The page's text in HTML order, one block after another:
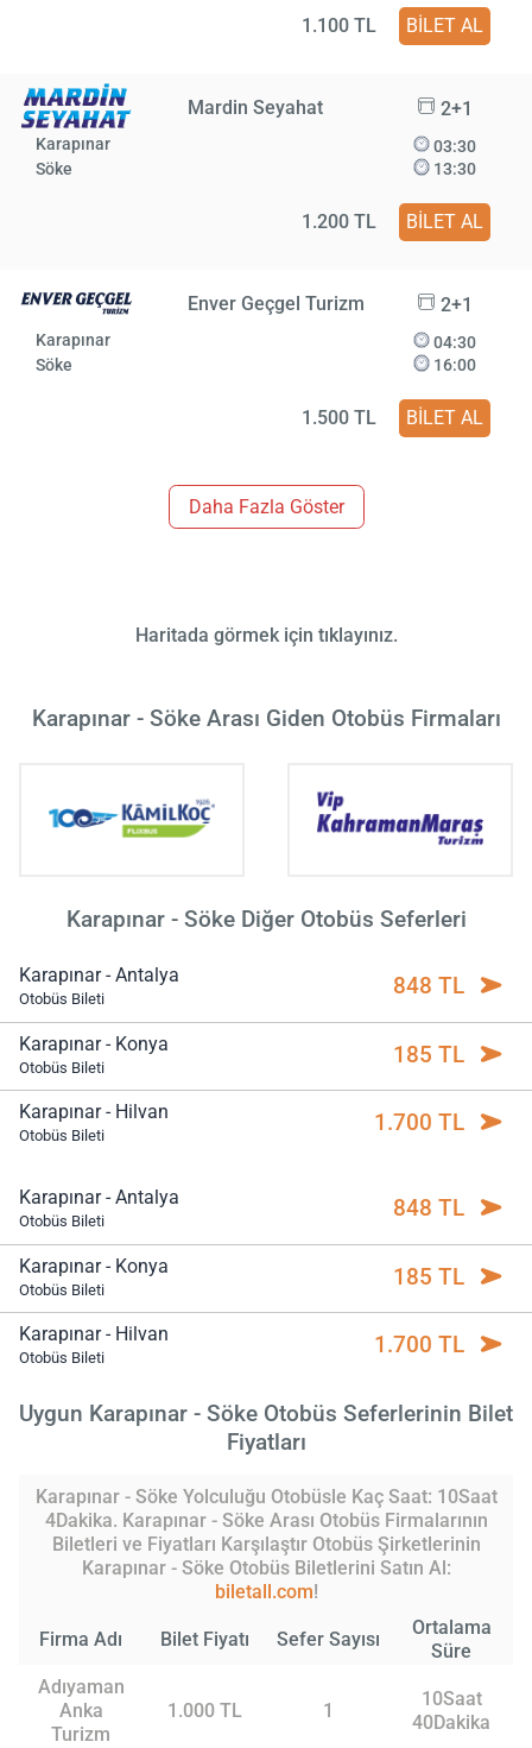
1.100 TL BİLET AL
Mardin Seyahat 2+1
Karapınar
Söke
03:30
13:30
1.200 TL BİLET AL
Enver Geçgel Turizm 2+1
Karapınar
Söke
04:30
16:00
1.500 TL BİLET AL
Daha Fazla Göster
Haritada görmek için tıklayınız.
Karapınar - Söke Arası Giden Otobüs Firmaları
Karapınar - Söke Diğer Otobüs Seferleri
Karapınar - Antalya
Otobüs Bileti 848 TL
Karapınar - Konya
Otobüs Bileti 185 TL
Karapınar - Hilvan
Otobüs Bileti 1.700 TL
Karapınar - Antalya
Otobüs Bileti 848 TL
Karapınar - Konya
Otobüs Bileti 185 TL
Karapınar - Hilvan
Otobüs Bileti 1.700 TL
Uygun Karapınar - Söke Otobüs Seferlerinin Bilet
Fiyatları
Karapınar - Söke Yolculuğu Otobüsle Kaç Saat: 10Saat
4Dakika. Karapınar - Söke Arası Otobüs Firmalarının
Biletleri ve Fiyatları Karşılaştır Otobüs Şirketlerinin
Karapınar - Söke Otobüs Biletlerini Satın Al:
biletall.com!
Firma Adı Bilet Fiyatı Sefer Sayısı
Ortalama
Süre
Adıyaman
Anka
Turizm
1.000 TL 1
10Saat
40Dakika